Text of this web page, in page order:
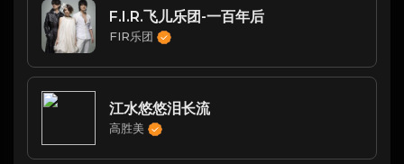
F.I.R.飞儿乐团-一百年后
FIR乐团
江水悠悠泪长流
高胜美